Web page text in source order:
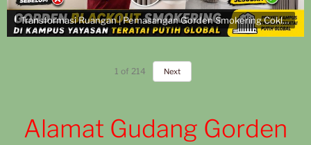
Transformasi Ruangan | Pemasangan Gorden Smokering Coklat di Kampus Yayasan Teratai Putih Global
1 of 214 Next
Alamat Gudang Gorden